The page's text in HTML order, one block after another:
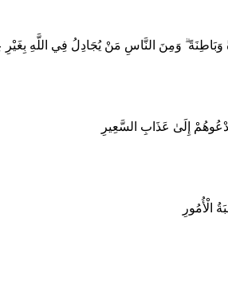
وَمِنَ النَّاسِ مَنْ يُجَادِلُ فِي اللَّهِ بِغَيْرِ
يَدْعُوهُمْ إِلَىٰ عَذَابِ السَّعِيرِ
الْأُمُورِ